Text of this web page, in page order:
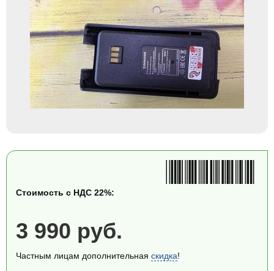
Стоимость с НДС 22%:
3 990 руб.
Частным лицам дополнительная скидка!